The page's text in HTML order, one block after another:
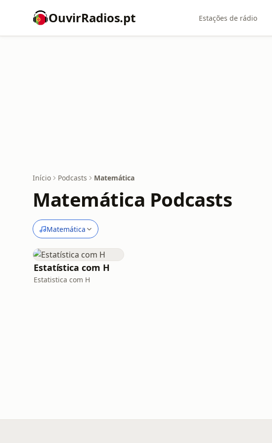
OuvirRadios.pt Estações de rádio
Início Podcasts Matemática
Matemática Podcasts
Matemática
Estatística com H
Estatistica com H